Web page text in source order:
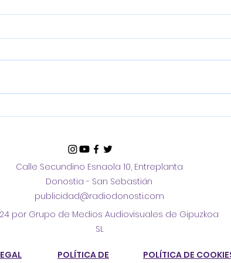
Jon Insausti en
Calle Secundino Esnaola 10, Entreplanta
Donostia - San Sebastián
publicidad@radiodonosti.com
por Grupo de Medios Audiovisuales de Gipuzkoa
SL
POLÍTICA DE POLÍTICA DE